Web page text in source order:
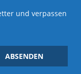
und verpassen
ABSENDEN